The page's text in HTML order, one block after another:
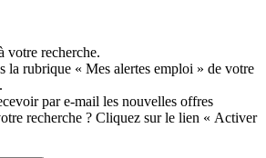
votre recherche.
la rubrique « Mes alertes emploi » de votre
par e-mail les nouvelles offres
recherche ? Cliquez sur le lien « Activer